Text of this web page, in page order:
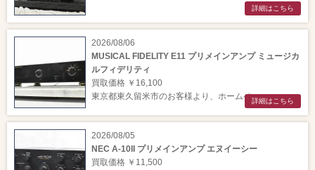
詳細はこちら
2026/08/06
MUSICAL FIDELITY E11 プリメインアンプ ミュージカ
ルフィデリティ
買取価格 ￥16,100
東京都東久留米市のお客様より、ホームペー ...詳細はこちら
2026/08/05
NEC A-10II プリメインアンプ エヌイーシー
買取価格 ￥11,500